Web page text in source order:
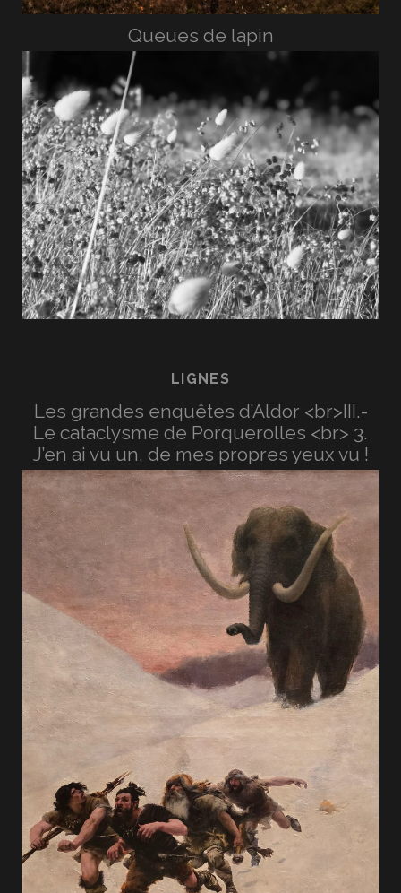
Queues de lapin
LIGNES
Les grandes enquêtes d’Aldor <br>III.-
Le cataclysme de Porquerolles <br> 3.
J’en ai vu un, de mes propres yeux vu !